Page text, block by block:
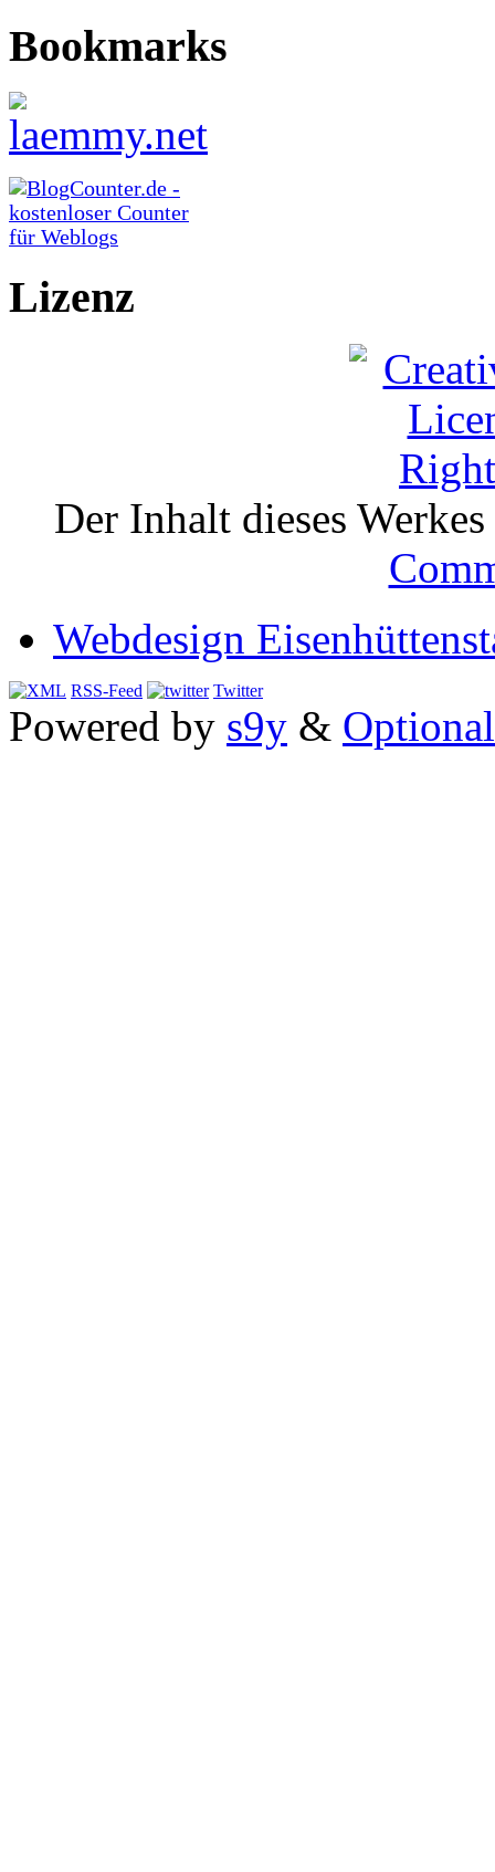
Bookmarks
Lizenz
Der Inhalt dieses
Webdesign
RSS-Feed Twitter
Powered by s9y &